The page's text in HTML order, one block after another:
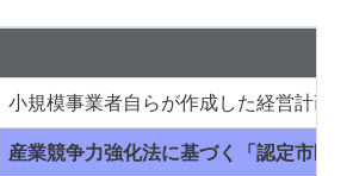
小規模事業者自らが作成した経営計画
産業競争力強化法に基づく「認定市区